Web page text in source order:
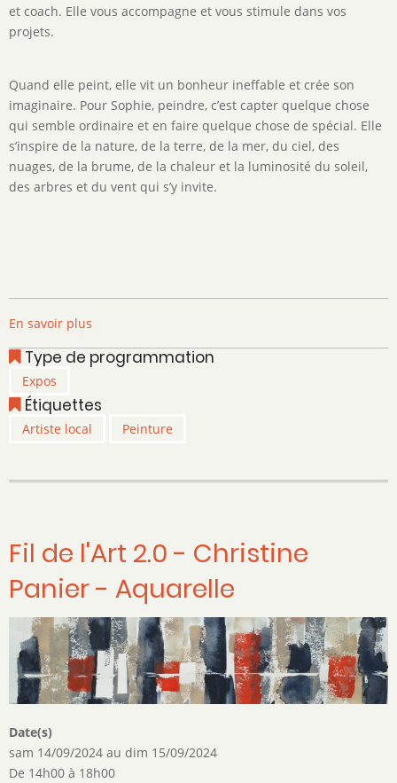
et coach. Elle vous accompagne et vous stimule dans vos
projets.
Quand elle peint, elle vit un bonheur ineffable et crée son
imaginaire. Pour Sophie, peindre, c’est capter quelque chose
qui semble ordinaire et en faire quelque chose de spécial. Elle
s’inspire de la nature, de la terre, de la mer, du ciel, des
nuages, de la brume, de la chaleur et la luminosité du soleil,
des arbres et du vent qui s’y invite.
En savoir plus
Sophie
Deleuze
Au
Type de programmation
Expos
Étiquettes
Artiste local Peinture
Fil de l'Art 2.0 - Christine
Panier - Aquarelle
Date(s)
sam 14/09/2024 au dim 15/09/2024
De 14h00 à 18h00